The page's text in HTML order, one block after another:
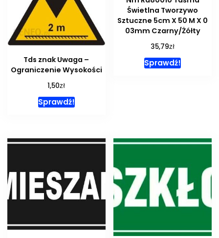
Tds znak Uwaga –
Ograniczenie Wysokości
1,50zł
Sprawdź!
Świetlna Tworzywo
Sztuczne 5cm X 50 M X 0
03mm Czarny/Żółty
35,79zł
Sprawdź!